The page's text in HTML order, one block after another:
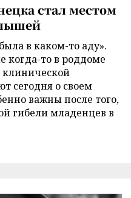
стал местом
в каком-то аду».
то в роддоме
клинической
сегодня о своем
важны после того,
гибели младенцев в